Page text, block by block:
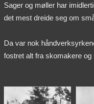
Sager og møller har
det mest dreide seg om
Da var nok
fostret alt fra skomakere og